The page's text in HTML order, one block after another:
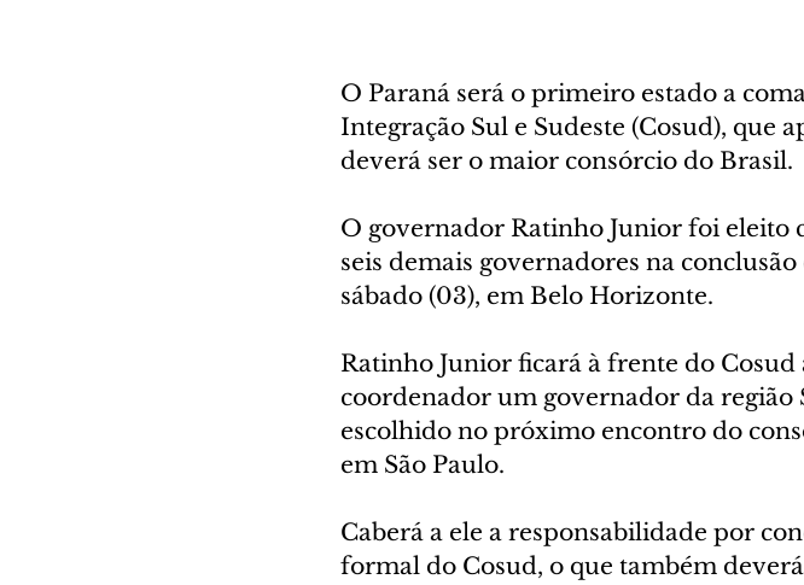
O Paraná será o primeiro estado a
Integração Sul e Sudeste (Cosud), que
deverá ser o maior consórcio do Brasil.
O governador Ratinho Junior foi eleito
seis demais governadores na
sábado (03), em Belo Horizonte.
Ratinho Junior ficará à frente do
coordenador um governador da região
escolhido no próximo encontro do
em São Paulo.
Caberá a ele a responsabilidade por
formal do Cosud, o que também